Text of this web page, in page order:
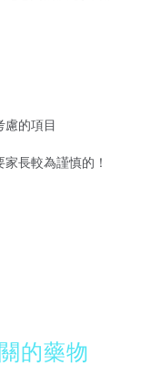
慮的項目
長較為謹慎的！
的藥物